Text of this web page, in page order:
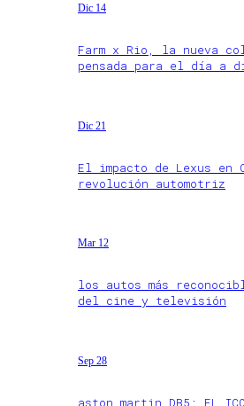
Dic 14
Farm x Rio, la nueva
pensada para el día a
Dic 21
El impacto de Lexus en
revolución automotriz
Mar 12
los autos más
del cine y televisión
Sep 28
aston martin DB5: EL